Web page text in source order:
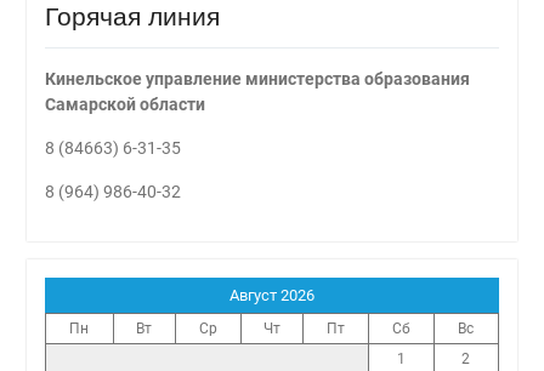
Горячая линия
Кинельское управление министерства образования
Самарской области
8 (84663) 6-31-35
8 (964) 986-40-32
Август 2026
Пн Вт Ср Чт Пт Сб
Вс
1
2